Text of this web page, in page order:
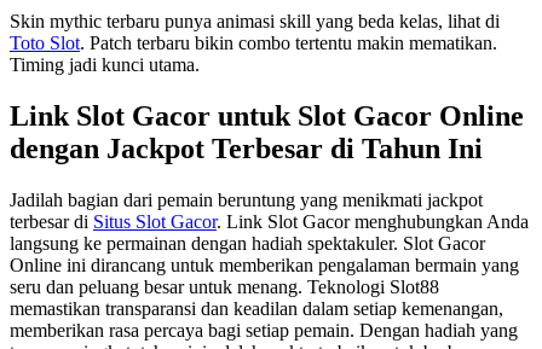
Skin mythic terbaru punya animasi skill yang beda kelas, lihat di
Toto Slot. Patch terbaru bikin combo tertentu makin mematikan.
Timing jadi kunci utama.
Link Slot Gacor untuk Slot Gacor Online
dengan Jackpot Terbesar di Tahun Ini
Jadilah bagian dari pemain beruntung yang menikmati jackpot
terbesar di Situs Slot Gacor. Link Slot Gacor menghubungkan Anda
langsung ke permainan dengan hadiah spektakuler. Slot Gacor
Online ini dirancang untuk memberikan pengalaman bermain yang
seru dan peluang besar untuk menang. Teknologi Slot88
memastikan transparansi dan keadilan dalam setiap kemenangan,
memberikan rasa percaya bagi setiap pemain. Dengan hadiah yang